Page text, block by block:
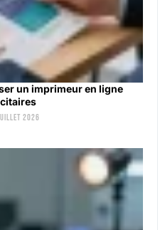
un imprimeur en ligne
2026